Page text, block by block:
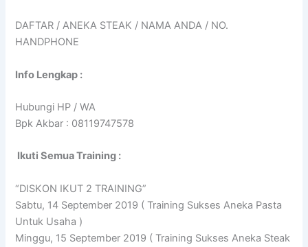
DAFTAR / ANEKA STEAK / NAMA ANDA / NO.
HANDPHONE
Info Lengkap :
Hubungi HP / WA
Bpk Akbar : 08119747578
Ikuti Semua Training :
“DISKON IKUT 2 TRAINING”
Sabtu, 14 September 2019 ( Training Sukses Aneka Pasta
Untuk Usaha )
Minggu, 15 September 2019 ( Training Sukses Aneka Steak